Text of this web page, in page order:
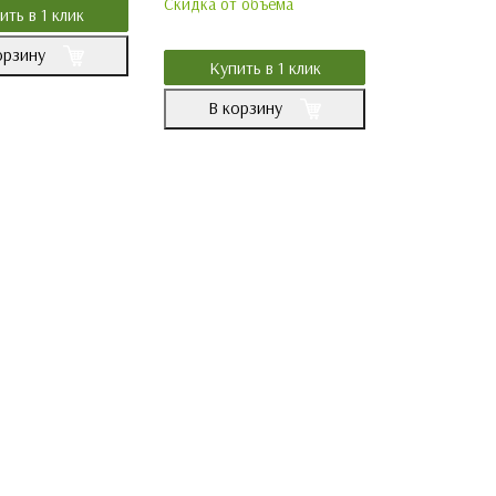
в 1 клик
Купить в 1 клик
В корзину